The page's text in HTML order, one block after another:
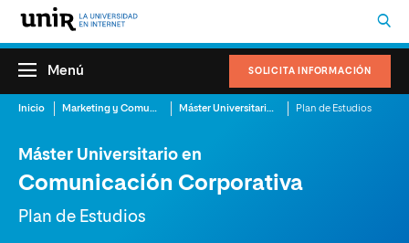
SOLICITA INFORMACIÓN
Menú
Inicio Marketing y Comunicación Máster Universitario en Comunicación Corporativa Plan de Estudios
Máster Universitario en
Comunicación Corporativa
Plan de Estudios